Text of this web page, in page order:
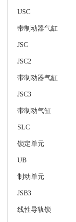
USC
带制动器气缸
JSC
JSC2
带制动器气缸
JSC3
带制动气缸
SLC
锁定单元
UB
制动单元
JSB3
线性导轨锁